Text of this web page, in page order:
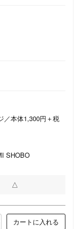
／本体1,300円＋税
SHOBO
△